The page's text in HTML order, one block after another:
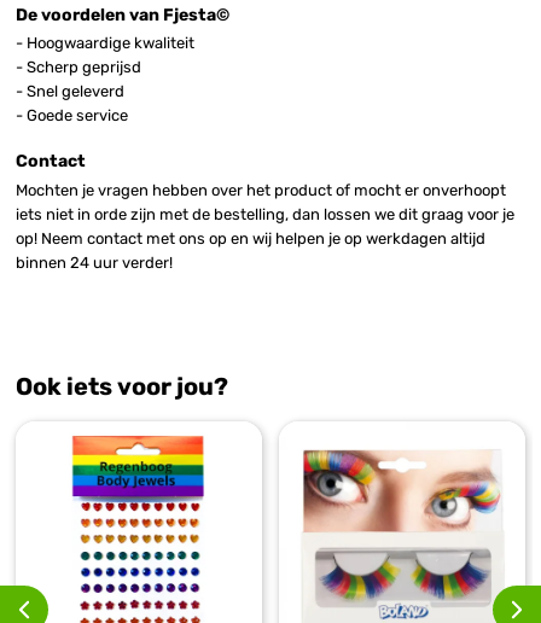
De voordelen van Fjesta©
- Hoogwaardige kwaliteit
- Scherp geprijsd
- Snel geleverd
- Goede service
Contact
Mochten je vragen hebben over het product of mocht er onverhoopt
iets niet in orde zijn met de bestelling, dan lossen we dit graag voor je
op! Neem contact met ons op en wij helpen je op werkdagen altijd
binnen 24 uur verder!
Ook iets voor jou?